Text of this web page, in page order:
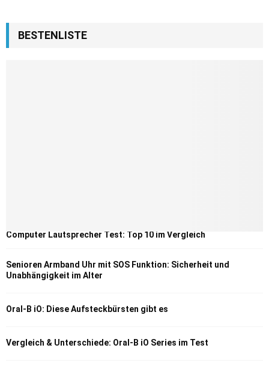
BESTENLISTE
Computer Lautsprecher Test: Top 10 im Vergleich
Senioren Armband Uhr mit SOS Funktion: Sicherheit und
Unabhängigkeit im Alter
Oral-B iO: Diese Aufsteckbürsten gibt es
Vergleich & Unterschiede: Oral-B iO Series im Test